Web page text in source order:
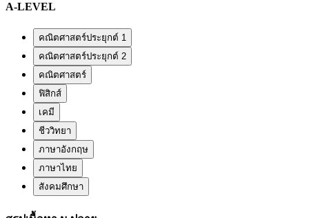
A-LEVEL
คณิตศาสตร์ประยุกต์ 1
คณิตศาสตร์ประยุกต์ 2
คณิตศาสตร์
ฟิสิกส์
เคมี
ชีววิทยา
ภาษาอังกฤษ
ภาษาไทย
สังคมศึกษา